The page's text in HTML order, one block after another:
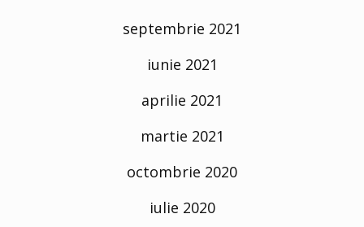
septembrie 2021
iunie 2021
aprilie 2021
martie 2021
octombrie 2020
iulie 2020